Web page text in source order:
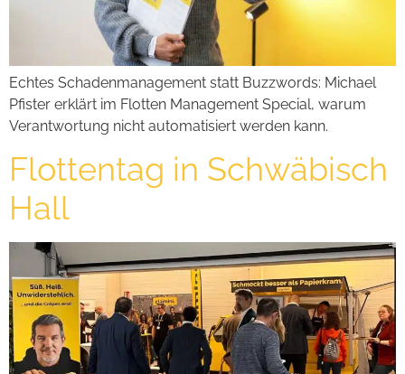
Echtes Schadenmanagement statt Buzzwords: Michael
Pfister erklärt im Flotten Management Special, warum
Verantwortung nicht automatisiert werden kann.
Flottentag in Schwäbisch
Hall